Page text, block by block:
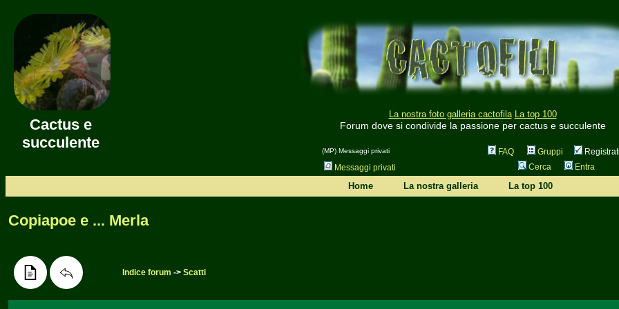
Cactus e
succulente
La nostra foto galleria cactofila La top 100
Forum dove si condivide la passione per cactus e succulente
(MP) Messaggi privati FAQ Gruppi
Messaggi privati
Cerca Entra
Home La nostra galleria La top 100
Copiapoe e ... Merla
Indice forum -> Scatti